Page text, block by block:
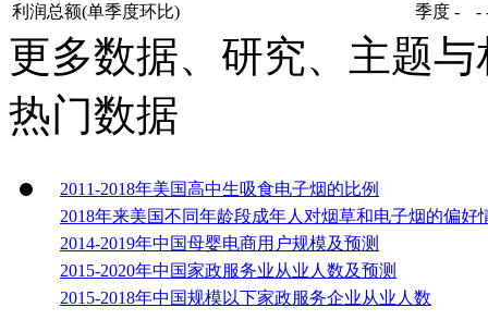
利润总额(单季度环比)
季度 - -
更多数据、研究、主题
热门数据
2011-2018年美国高中生吸食电子烟的比例
2018年来美国不同年龄段成年人对烟草和电子烟的偏好
2014-2019年中国母婴电商用户规模及预测
2015-2020年中国家政服务业从业人数及预测
2015-2018年中国规模以下家政服务企业从业人数